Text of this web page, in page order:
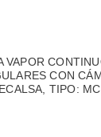
VAPOR
CON
TIPO: